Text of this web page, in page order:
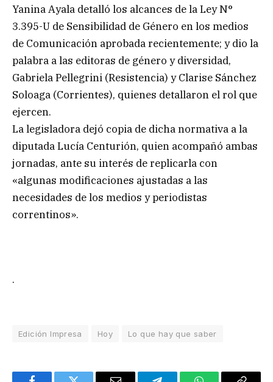
Yanina Ayala detalló los alcances de la Ley N°
3.395-U de Sensibilidad de Género en los medios
de Comunicación aprobada recientemente; y dio la
palabra a las editoras de género y diversidad,
Gabriela Pellegrini (Resistencia) y Clarise Sánchez
Soloaga (Corrientes), quienes detallaron el rol que
ejercen.
La legisladora dejó copia de dicha normativa a la
diputada Lucía Centurión, quien acompañó ambas
jornadas, ante su interés de replicarla con
«algunas modificaciones ajustadas a las
necesidades de los medios y periodistas
correntinos».
.
Edición Impresa Hoy Lo que hay que saber